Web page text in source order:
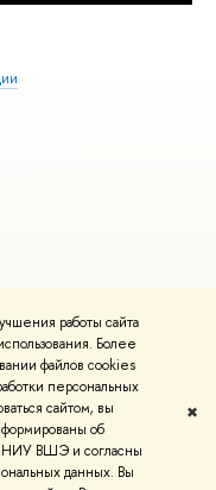
работы сайта
Более
файлов cookies
персональных
сайтом, вы
об
НИУ ВШЭ и согласны
данных. Вы
✖
Условия использования
Карта сайта